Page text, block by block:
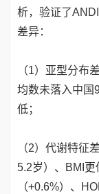
析，验证了
差异：
（1）亚型分布
均数未落入中国
低；
（2）代谢特征
5.2岁）、BMI
（+0.6%）、